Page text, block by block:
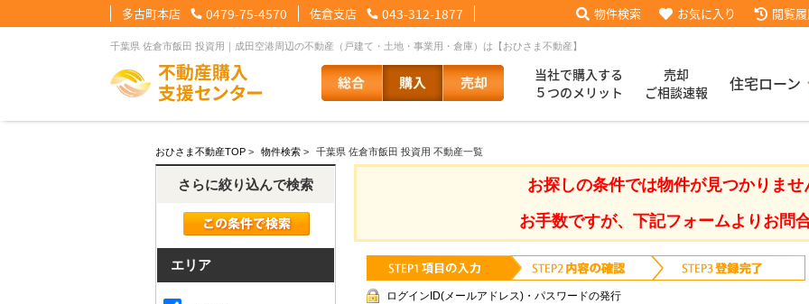
千葉県 佐倉市飯田 投資用｜成田空港周辺の不動産（戸建て・土地・事業用・倉庫）は【おひさま不動産】
多古町本店 0479-75-4570 佐倉支店 043-312-1877 物件検索 お気に入り 閲覧
当社で購入する
５つのメリット
売却
ご相談速報
住宅ローン
【住宅ローンメニュー】
住宅ローンに強い理由
【会社情報メニュー】
会社概要 スタッフ紹介 お客様の声 当社の歩み 履歴
その他の事業紹介 健康経営優良法人2025 採用情報
【お問合せメニュー】
メール問合せ LINE問合せ 査定依頼 協力業者様募集 ローコ
おひさま不動産TOP > 物件検索 > 千葉県 佐倉市飯田 投資用 不動産一覧
お探しの条件では物件が見つかりませ
お手数ですが、下記フォームよりお問
ログインID(メールアドレス)・パスワードの発行
さらに絞り込んで検索
エリア